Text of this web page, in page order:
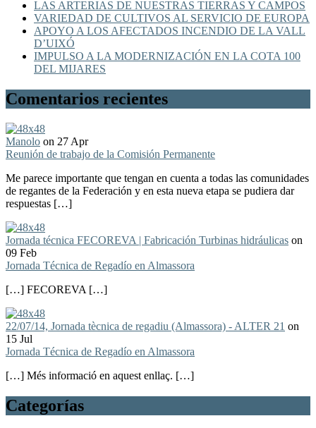
LAS ARTERIAS DE NUESTRAS TIERRAS Y CAMPOS
VARIEDAD DE CULTIVOS AL SERVICIO DE EUROPA
APOYO A LOS AFECTADOS INCENDIO DE LA VALL
D’UIXÓ
IMPULSO A LA MODERNIZACIÓN EN LA COTA 100
DEL MIJARES
Comentarios recientes
Manolo on 27 Apr
Reunión de trabajo de la Comisión Permanente
Me parece importante que tengan en cuenta a todas las comunidades
de regantes de la Federación y en esta nueva etapa se pudiera dar
respuestas […]
Jornada técnica FECOREVA | Fabricación Turbinas hidráulicas on
09 Feb
Jornada Técnica de Regadío en Almassora
[…] FECOREVA […]
22/07/14, Jornada tècnica de regadiu (Almassora) - ALTER 21 on
15 Jul
Jornada Técnica de Regadío en Almassora
[…] Més informació en aquest enllaç. […]
Categorías